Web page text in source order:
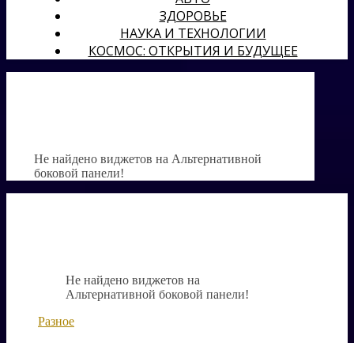
ЗДОРОВЬЕ
НАУКА И ТЕХНОЛОГИИ
КОСМОС: ОТКРЫТИЯ И БУДУЩЕЕ
Не найдено виджетов на Альтернативной
боковой панели!
Не найдено виджетов на
Альтернативной боковой панели!
Разное